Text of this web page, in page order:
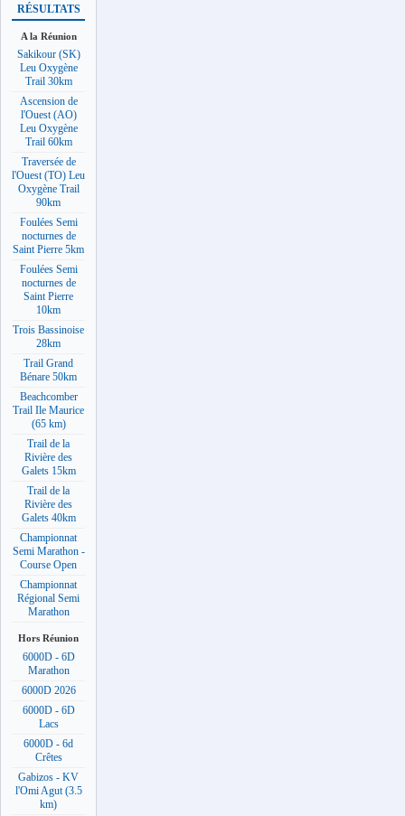
RÉSULTATS
A la Réunion
Sakikour (SK)
Leu Oxygène
Trail 30km
Ascension de
l'Ouest (AO)
Leu Oxygène
Trail 60km
Traversée de
l'Ouest (TO) Leu
Oxygène Trail
90km
Foulées Semi
nocturnes de
Saint Pierre 5km
Foulées Semi
nocturnes de
Saint Pierre
10km
Trois Bassinoise
28km
Trail Grand
Bénare 50km
Beachcomber
Trail Ile Maurice
(65 km)
Trail de la
Rivière des
Galets 15km
Trail de la
Rivière des
Galets 40km
Championnat
Semi Marathon -
Course Open
Championnat
Régional Semi
Marathon
Hors Réunion
6000D - 6D
Marathon
6000D 2026
6000D - 6D
Lacs
6000D - 6d
Crêtes
Gabizos - KV
l'Omi Agut (3.5
km)